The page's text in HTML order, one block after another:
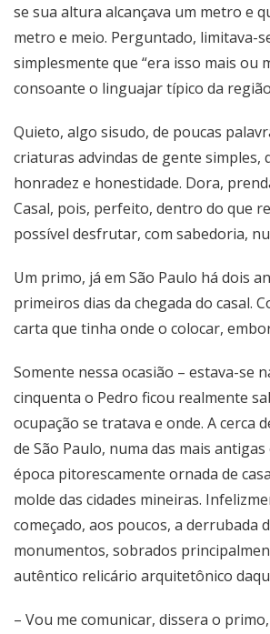
se sua altura alcançava um metro e
metro e meio. Perguntado, limitava-
simplesmente que “era isso mais ou
consoante o linguajar típico da
Quieto, algo sisudo, de poucas
criaturas advindas de gente simples,
honradez e honestidade. Dora,
Casal, pois, perfeito, dentro do que
possível desfrutar, com sabedoria,
Um primo, já em São Paulo há dois
primeiros dias da chegada do casal.
carta que tinha onde o colocar,
Somente nessa ocasião – estava-se
cinquenta o Pedro ficou realmente
ocupação se tratava e onde. A cerca
de São Paulo, numa das mais antigas
época pitorescamente ornada de
molde das cidades mineiras.
começado, aos poucos, a derrubada
monumentos, sobrados
autêntico relicário arquitetônico
– Vou me comunicar, dissera o